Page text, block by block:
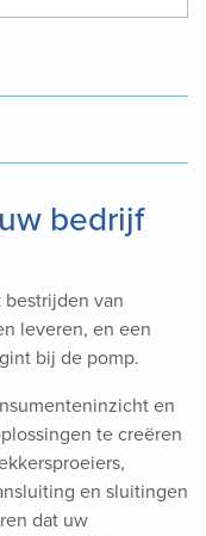
bedrijf
van
leveren, en een
bij de pomp.
en
te creëren
en sluitingen
dat uw